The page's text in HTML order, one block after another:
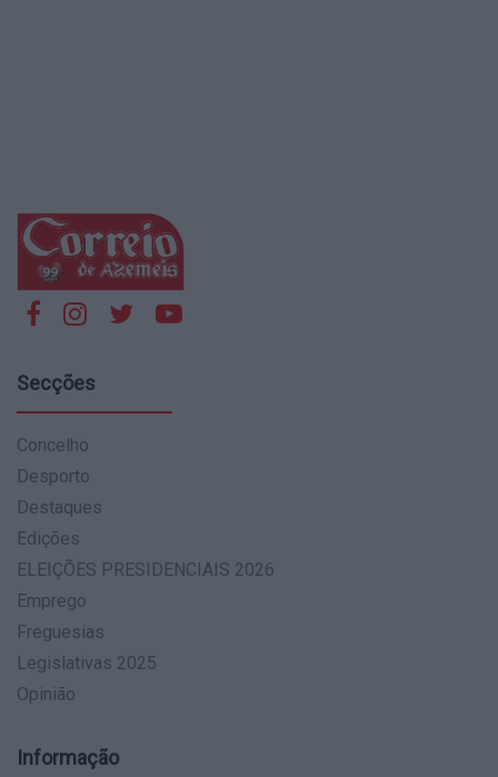
Secções
Concelho
Desporto
Destaques
Edições
ELEIÇÕES PRESIDENCIAIS 2026
Emprego
Freguesias
Legislativas 2025
Opinião
Informação